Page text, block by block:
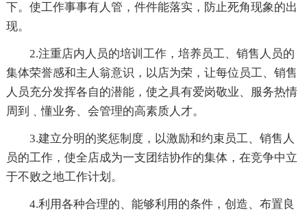
下。使工作事事有人管，件件能落实，防止死角现象的出
现。
2.注重店内人员的培训工作，培养员工、销售人员的
集体荣誉感和主人翁意识，以店为荣，让每位员工、销售
人员充分发挥各自的潜能，使之具有爱岗敬业、服务热情
周到﹑懂业务、会管理的高素质人才。
3.建立分明的奖惩制度，以激励和约束员工、销售人
员的工作，使全店成为一支团结协作的集体，在竞争中立
于不败之地工作计划。
4.利用各种合理的、能够利用的条件，创造、布置良